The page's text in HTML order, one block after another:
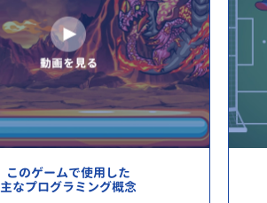
このゲームで使用した
主なプログラミング概念